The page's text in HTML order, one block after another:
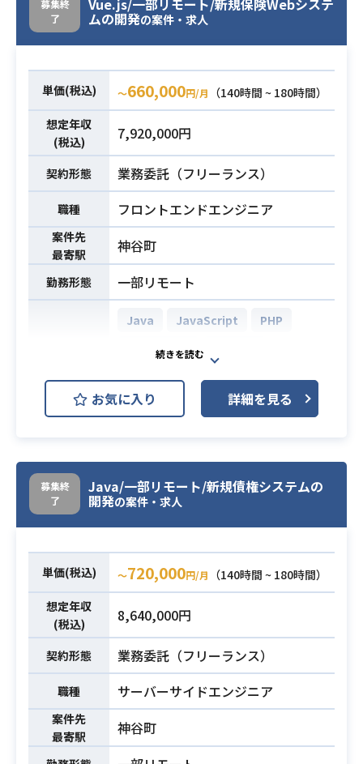
Java17、AWS、Tomcat、PostgreS
必須スキル
・Javaを用いた開発経験8年以上
・Tomcatを使用した実務経験
・AWS環境下での開発経験
・PostgreSQLのご経験
・リーダー経験
募集終
了
Vue.js/一部リモート/新規保険Webシステ
ムの開発の案件・求人
単価(税込) 〜660,000円/月
（140時間 ~ 180時間）
想定年収
(税込)
7,920,000円
契約形態 業務委託（フリーランス）
職種 フロントエンドエンジニア
案件先
最寄駅
神谷町
勤務形態 一部リモート
開発環境
Java JavaScript
PHP
TypeScript
React.js
Spring
Spring Boot
Vue.js
MySQL
Linux
Apache Tomcat
・新規保険Webシステムの開発担当
(SE)募集です。
一部サーバー側(Java)の基本設計〜
テストまでを担当いただきます。
・割合は低いですが、一部ローコー
ドツールを使用していただく可能性
がございます。
(設計書作成や定義書の作成、実際
の定義対応、テストなど)
ローコードツールの経験は不要で
す。
お気に入り 詳細を見る
募集終
了
Java/一部リモート/新規債権システムの
開発の案件・求人
単価(税込) 〜720,000円/月
（140時間 ~ 180時間）
想定年収
(税込)
8,640,000円
契約形態 業務委託（フリーランス）
職種 サーバーサイドエンジニア
案件先
最寄駅
神谷町